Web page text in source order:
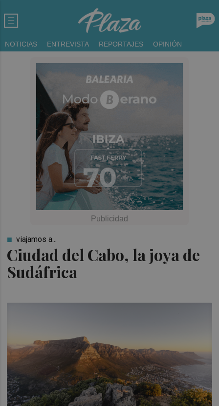
NOTICIAS ENTREVISTA REPORTAJES OPINIÓN
Ciudad del Cabo, la joya de
Sudáfrica
viajamos a...